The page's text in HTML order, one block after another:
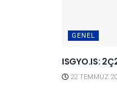
GENEL
ISGYO.IS:
22 TEMMUZ